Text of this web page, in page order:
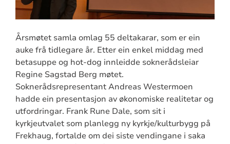
Årsmøtet samla omlag 55 deltakarar, som er ein
auke frå tidlegare år. Etter ein enkel middag med
betasuppe og hot-dog innleidde soknerådsleiar
Regine Sagstad Berg møtet.
Soknerådsrepresentant Andreas Westermoen
hadde ein presentasjon av økonomiske realitetar og
utfordringar. Frank Rune Dale, som sit i
kyrkjeutvalet som planlegg ny kyrkje/kulturbygg på
Frekhaug, fortalde om dei siste vendingane i saka